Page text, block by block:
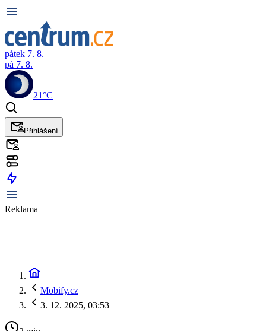
pátek 7. 8.
pá 7. 8.
21°C
Přihlášení
Reklama
Mobify.cz
3. 12. 2025, 03:53